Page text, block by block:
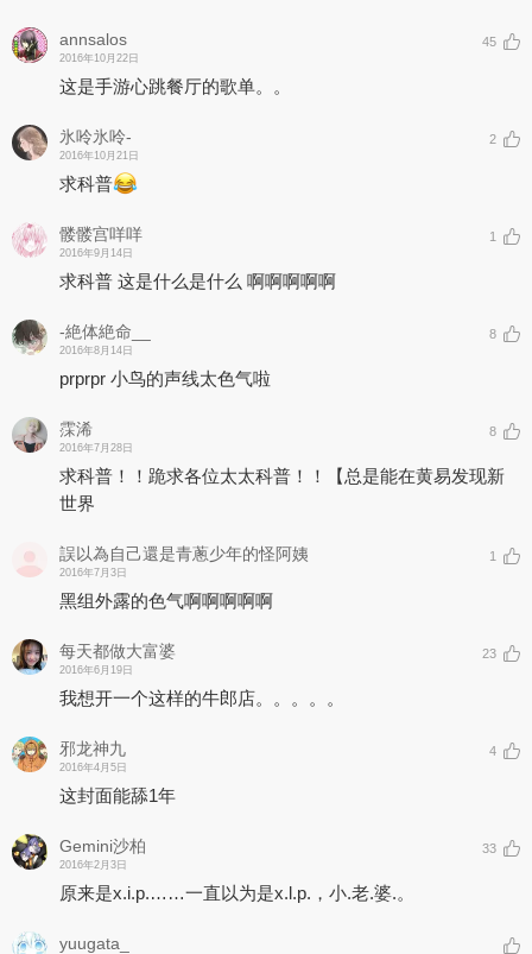
annsalos
2016年10月22日
45
这是手游心跳餐厅的歌单。。
氷呤氷呤-
2016年10月21日
2
求科普
髅髅宫咩咩
2016年9月14日
1
求科普 这是什么是什么 啊啊啊啊啊
-絶体絶命__
2016年8月14日
8
prprpr 小鸟的声线太色气啦
霂浠
2016年7月28日
8
求科普！！跪求各位太太科普！！【总是能在黄易发现新
世界
誤以為自己還是青蔥少年的怪阿姨
2016年7月3日
1
黑组外露的色气啊啊啊啊啊
每天都做大富婆
2016年6月19日
23
我想开一个这样的牛郎店。。。。。
邪龙神九
2016年4月5日
4
这封面能舔1年
Gemini沙柏
2016年2月3日
33
原来是x.i.p.……一直以为是x.l.p.，小.老.婆.。
yuugata_